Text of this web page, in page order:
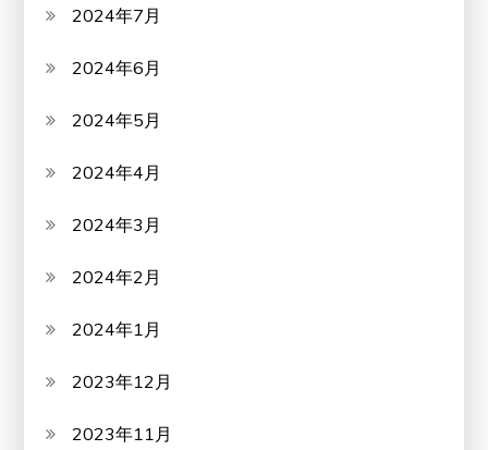
2024年7月
2024年6月
2024年5月
2024年4月
2024年3月
2024年2月
2024年1月
2023年12月
2023年11月